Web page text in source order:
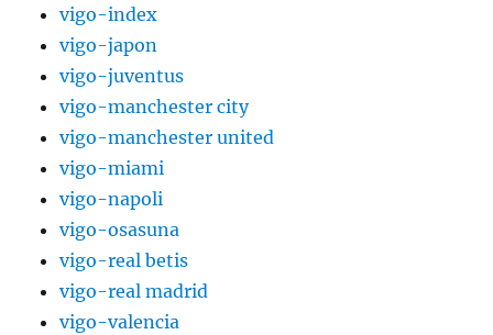
vigo-index
vigo-japon
vigo-juventus
vigo-manchester city
vigo-manchester united
vigo-miami
vigo-napoli
vigo-osasuna
vigo-real betis
vigo-real madrid
vigo-valencia